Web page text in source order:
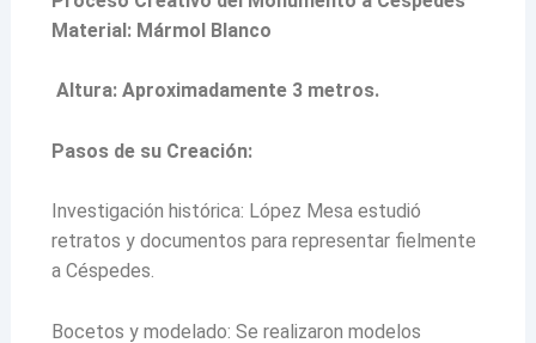
Material: Mármol Blanco
Altura: Aproximadamente 3 metros.
Pasos de su Creación:
Investigación histórica: López Mesa estudió
retratos y documentos para representar fielmente
a Céspedes.
Bocetos y modelado: Se realizaron modelos